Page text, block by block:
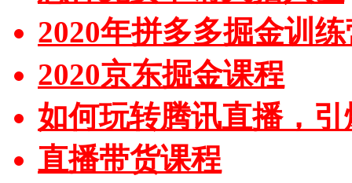
2020年拼多多掘金训
2020京东掘金课程
如何玩转腾讯直播，
直播带货课程